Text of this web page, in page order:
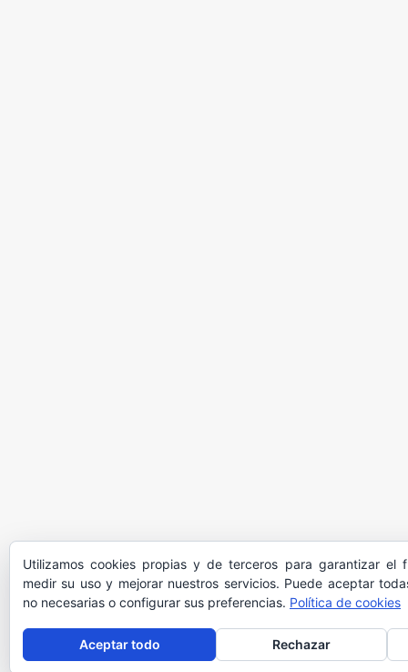
Utilizamos cookies propias y de terceros para garantizar el
medir su uso y mejorar nuestros servicios. Puede aceptar
no necesarias o configurar sus preferencias. Política de cookies
Aceptar todo Rechazar